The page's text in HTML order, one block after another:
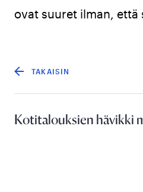
ovat suuret ilman,
TAKAISIN
Kotitalouksien hävikki